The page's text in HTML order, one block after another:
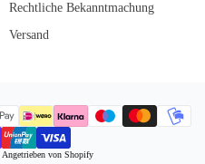
Rechtliche Bekanntmachung
Versand
Zahlungsmethoden
Angetrieben von Shopify